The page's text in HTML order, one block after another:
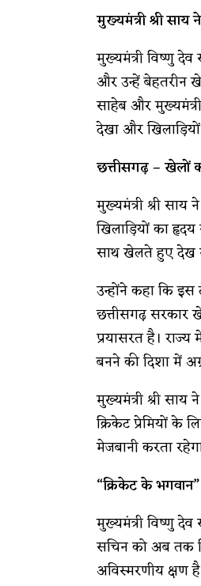
मुख्यमंत्री श्री
मुख्यमंत्री विष्णु
और उन्हें बेहतरीन
साहेब और
देखा और
छत्तीसगढ़ – खेलों
मुख्यमंत्री श्री
खिलाड़ियों का
साथ खेलते हुए देख
उन्होंने कहा कि इस
छत्तीसगढ़ सरकार
प्रयासरत है।
बनने की दिशा में
मुख्यमंत्री श्री
क्रिकेट प्रेमियों के
मेजबानी करता
“क्रिकेट के
मुख्यमंत्री विष्णु
सचिन को अब तक
अविस्मरणीय क्षण